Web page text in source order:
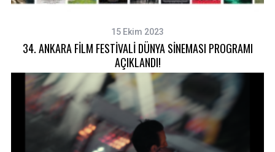
15 Ekim 2023
34. ANKARA FİLM FESTİVALİ DÜNYA SİNEMASI PROGRAMI
AÇIKLANDI!